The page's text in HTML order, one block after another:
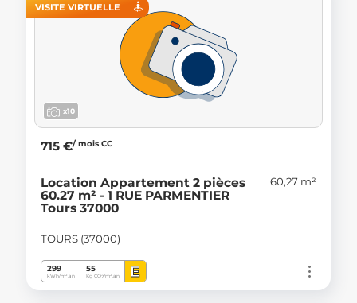
VISITE VIRTUELLE
x10
715 €/ mois CC
Location Appartement 2 pièces
60.27 m² - 1 RUE PARMENTIER
Tours 37000
60,27 m²
TOURS (37000)
299
kWh/m².an
55
Kg CO2/m².an E